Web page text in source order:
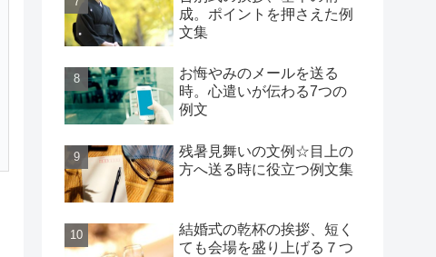
成。ポイントを押さえた例
文集
お悔やみのメールを送る
時。心遣いが伝わる7つの
例文
残暑見舞いの文例☆目上の
方へ送る時に役立つ例文集
結婚式の乾杯の挨拶、短く
ても会場を盛り上げる７つ